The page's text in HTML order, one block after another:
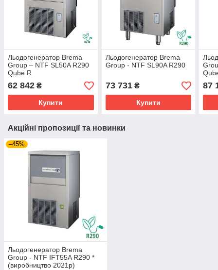
Льодогенератор Brema
Group – NTF SL50A R290
Qube R
62 842 ₴
Купити
Льодогенератор Brema
Group - NTF SL90A R290
73 731₴
Купити
87
Акційні пропозиції та новинки
–45%
Льодогенератор Brema
Group - NTF IFT55A R290 *
(виробництво 2021р)